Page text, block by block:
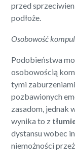
przed
podłoże.
Osobowość
Podobieństwa
osobowością
tymi
pozbawionych
zasadom, jednak
wynika to z
dystansu wobec
niemożności